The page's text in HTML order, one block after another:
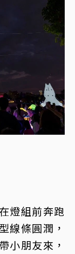
燈組前奔跑
線條圓潤，
小朋友來，